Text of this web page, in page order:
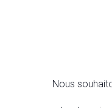
Nous